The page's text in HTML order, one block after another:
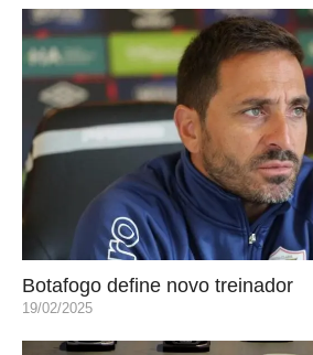
Botafogo define novo treinador
19/02/2025